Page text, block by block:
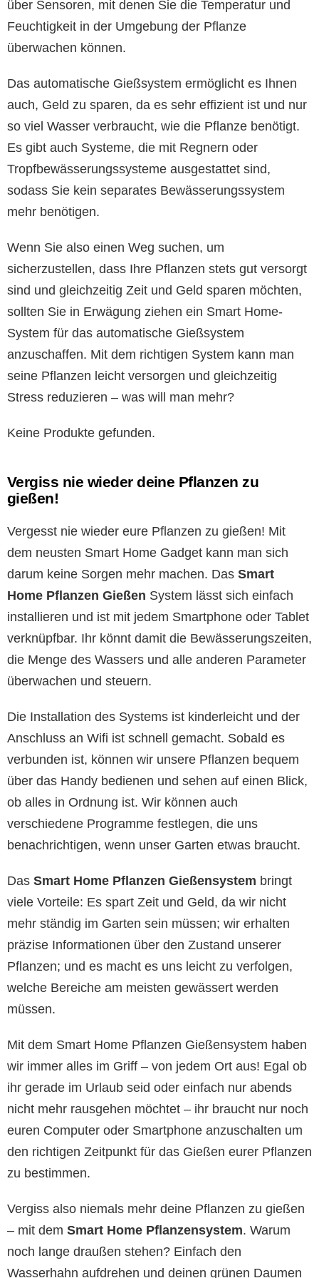
über Sensoren, mit denen Sie die Temperatur und
Feuchtigkeit in der Umgebung der Pflanze
überwachen können.
Das automatische Gießsystem ermöglicht es Ihnen
auch, Geld zu sparen, da es sehr effizient ist und nur
so viel Wasser verbraucht, wie die Pflanze benötigt.
Es gibt auch Systeme, die mit Regnern oder
Tropfbewässerungssysteme ausgestattet sind,
sodass Sie kein separates Bewässerungssystem
mehr benötigen.
Wenn Sie also einen Weg suchen, um
sicherzustellen, dass Ihre Pflanzen stets gut versorgt
sind und gleichzeitig Zeit und Geld sparen möchten,
sollten Sie in Erwägung ziehen ein Smart Home-
System für das automatische Gießsystem
anzuschaffen. Mit dem richtigen System kann man
seine Pflanzen leicht versorgen und gleichzeitig
Stress reduzieren – was will man mehr?
Keine Produkte gefunden.
Vergiss nie wieder deine Pflanzen zu
gießen!
Vergesst nie wieder eure Pflanzen zu gießen! Mit
dem neusten Smart Home Gadget kann man sich
darum keine Sorgen mehr machen. Das Smart
Home Pflanzen Gießen System lässt sich einfach
installieren und ist mit jedem Smartphone oder Tablet
verknüpfbar. Ihr könnt damit die Bewässerungszeiten,
die Menge des Wassers und alle anderen Parameter
überwachen und steuern.
Die Installation des Systems ist kinderleicht und der
Anschluss an Wifi ist schnell gemacht. Sobald es
verbunden ist, können wir unsere Pflanzen bequem
über das Handy bedienen und sehen auf einen Blick,
ob alles in Ordnung ist. Wir können auch
verschiedene Programme festlegen, die uns
benachrichtigen, wenn unser Garten etwas braucht.
Das Smart Home Pflanzen Gießensystem bringt
viele Vorteile: Es spart Zeit und Geld, da wir nicht
mehr ständig im Garten sein müssen; wir erhalten
präzise Informationen über den Zustand unserer
Pflanzen; und es macht es uns leicht zu verfolgen,
welche Bereiche am meisten gewässert werden
müssen.
Mit dem Smart Home Pflanzen Gießensystem haben
wir immer alles im Griff – von jedem Ort aus! Egal ob
ihr gerade im Urlaub seid oder einfach nur abends
nicht mehr rausgehen möchtet – ihr braucht nur noch
euren Computer oder Smartphone anzuschalten um
den richtigen Zeitpunkt für das Gießen eurer Pflanzen
zu bestimmen.
Vergiss also niemals mehr deine Pflanzen zu gießen
– mit dem Smart Home Pflanzensystem. Warum
noch lange draußen stehen? Einfach den
Wasserhahn aufdrehen und deinen grünen Daumen